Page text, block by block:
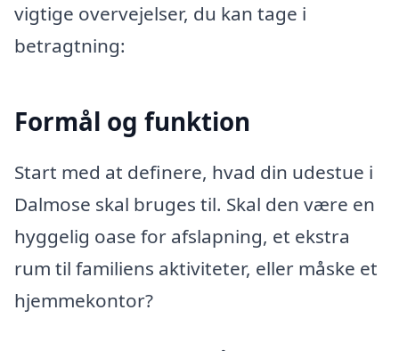
vigtige overvejelser, du kan tage i
betragtning:
Formål og funktion
Start med at definere, hvad din udestue i
Dalmose skal bruges til. Skal den være en
hyggelig oase for afslapning, et ekstra
rum til familiens aktiviteter, eller måske et
hjemmekontor?